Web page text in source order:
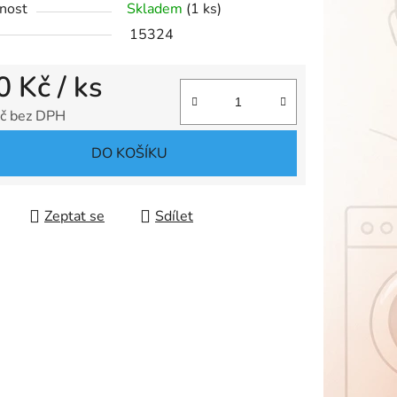
Skladem (1 ks)
15324
Kč/ ks
bez DPH
DO KOŠÍKU
Zeptat se Sdílet